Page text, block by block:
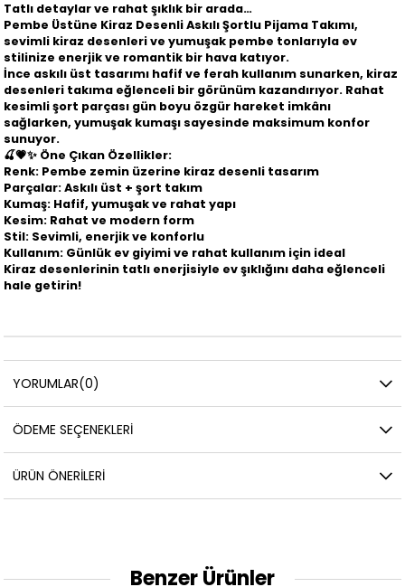
Tatlı detaylar ve rahat şıklık bir arada…
Pembe Üstüne Kiraz Desenli Askılı Şortlu Pijama Takımı,
sevimli kiraz desenleri ve yumuşak pembe tonlarıyla ev
stilinize enerjik ve romantik bir hava katıyor.
İnce askılı üst tasarımı hafif ve ferah kullanım sunarken, kiraz
desenleri takıma eğlenceli bir görünüm kazandırıyor. Rahat
kesimli şort parçası gün boyu özgür hareket imkânı
sağlarken, yumuşak kumaşı sayesinde maksimum konfor
sunuyor.
🍒💗✨ Öne Çıkan Özellikler:
Renk: Pembe zemin üzerine kiraz desenli tasarım
Parçalar: Askılı üst + şort takım
Kumaş: Hafif, yumuşak ve rahat yapı
Kesim: Rahat ve modern form
Stil: Sevimli, enerjik ve konforlu
Kullanım: Günlük ev giyimi ve rahat kullanım için ideal
Kiraz desenlerinin tatlı enerjisiyle ev şıklığını daha eğlenceli
hale getirin!
YORUMLAR(0)
ÖDEME SEÇENEKLERI
ÜRÜN ÖNERILERI
Benzer Ürünler